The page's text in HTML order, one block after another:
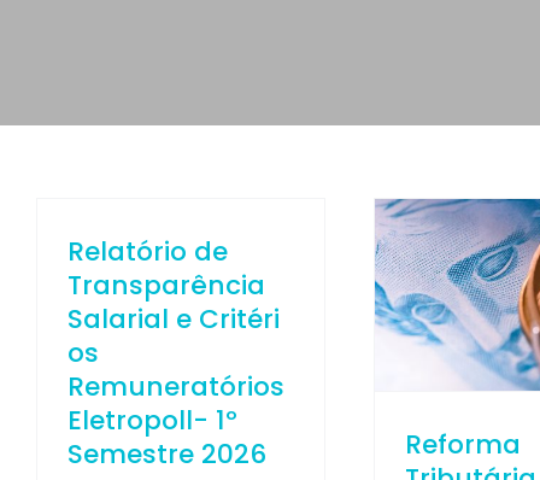
ESPAÑOL
Relatório de
Transparência
Salarial e Critéri
os
Remuneratórios
Eletropoll- 1º
Semestre 2026
Reforma